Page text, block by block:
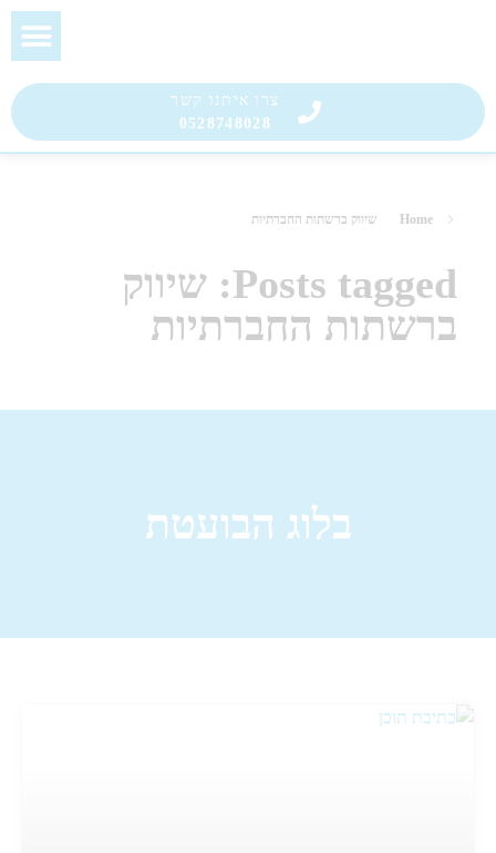
צרו איתנו קשר
0528748028
Home שיווק ברשתות החברתיות
Posts tagged: שיווק
ברשתות החברתיות
בלוג הבועטת